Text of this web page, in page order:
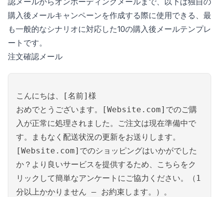
購入後メールキャンペーンを作成する際に使用できる、最
も一般的なシナリオに対応した10の購入後メールテンプレ
ートです。
注文確認メール
こんにちは、[名前]様
おめでとうございます。[Website.com]でのご購
入が正常に処理されました。ご注文は現在準備中で
す。まもなく配送状況の更新をお送りします。
[Website.com]でのショッピングはいかがでした
か？より良いサービスを提供するため、こちらをク
リックして簡単なアンケートにご協力ください。（1
分以上かかりません – お約束します。）。